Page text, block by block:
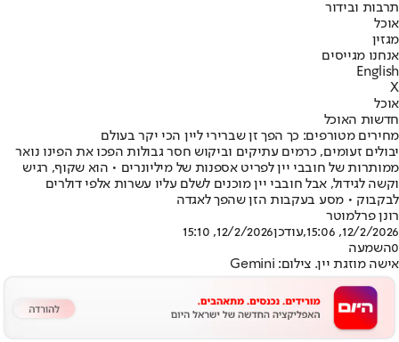
תרבות ובידור
אוכל
מגזין
אנחנו מגייסים
English
X
אוכל
חדשות האוכל
מחירים מטורפים: כך הפך זן שברירי ליין הכי יקר בעולם
יבולים זעומים, כרמים עתיקים וביקוש חסר גבולות הפכו את הפינו נואר
ממותרות של חובבי יין לפריט אספנות של מיליונרים • הוא שקוף, רגיש
וקשה לגידול, אבל חובבי יין מוכנים לשלם עליו עשרות אלפי דולרים
לבקבוק • מסע בעקבות הזן שהפך לאגדה
רונן פרלמוטר
12/2/2026, 15:06
,עודכן12/2/2026, 15:10
0השמעה
אישה מוזגת יין. צילום: Gemini